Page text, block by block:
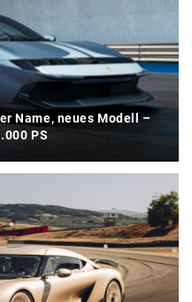
Name, neues Modell –
PS